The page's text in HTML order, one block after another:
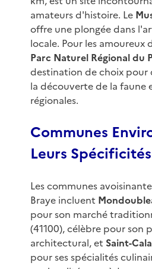
amateurs d'histoire. Le
offre une plongée dans
locale. Pour les amoureux
Parc Naturel Régional du
destination de choix pour
la découverte de la faune
régionales.
Communes
Leurs Spécificités
Les communes
Braye incluent
pour son marché
(41100), célèbre pour son
architectural, et Saint-
pour ses spécialités